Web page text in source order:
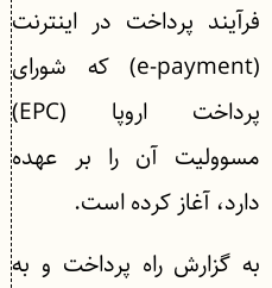
فرآیند پرداخت در اینترنت
(e-payment) که شورای
پرداخت اروپا (EPC)
مسوولیت آن را بر عهده
دارد، آغاز کرده است.
به گزارش راه پرداخت و به